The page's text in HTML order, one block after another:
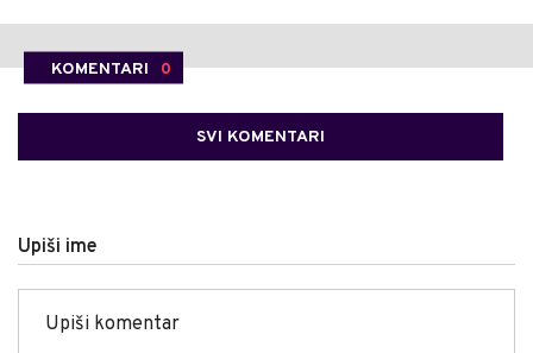
KOMENTARI 0
SVI KOMENTARI
Upiši ime